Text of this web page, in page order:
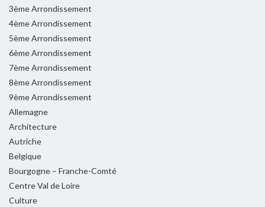
3ème Arrondissement
4ème Arrondissement
5ème Arrondissement
6ème Arrondissement
7ème Arrondissement
8ème Arrondissement
9ème Arrondissement
Allemagne
Architecture
Autriche
Belgique
Bourgogne – Franche-Comté
Centre Val de Loire
Culture